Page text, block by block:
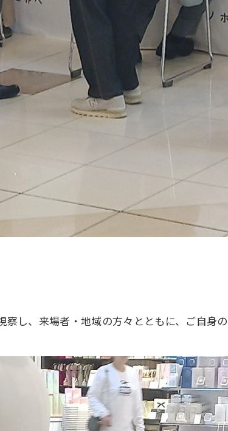
し、来場者・地域の方々とともに、ご自身